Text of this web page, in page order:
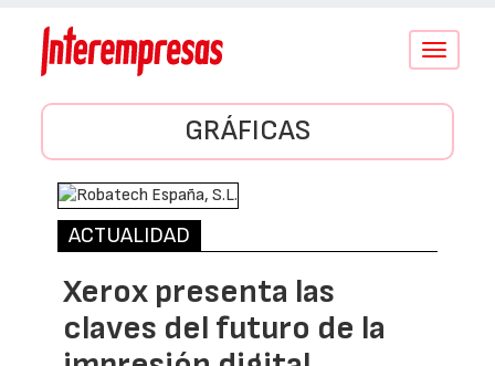
Conmutar
GRÁFICAS
ACTUALIDAD
Xerox presenta las
claves del futuro de la